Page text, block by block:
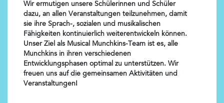
Wir ermutigen unsere Schülerinnen und Schüler
dazu, an allen Veranstaltungen teilzunehmen, damit
sie ihre Sprach-, sozialen und musikalischen
Fähigkeiten kontinuierlich weiterentwickeln können.
Unser Ziel als Musical Munchkins-Team ist es, alle
Munchkins in ihren verschiedenen
Entwicklungsphasen optimal zu unterstützen. Wir
freuen uns auf die gemeinsamen Aktivitäten und
Veranstaltungen!